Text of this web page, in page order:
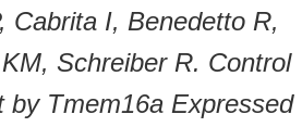
Cabrita I, Benedetto R,
Schreiber R. Control
by Tmem16a Expressed